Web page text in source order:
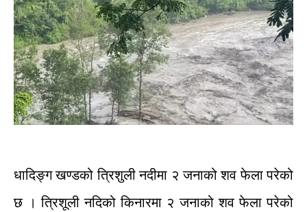
धादिङ्ग खण्डको त्रिशुली नदीमा २ जनाको शव फेला परेको
छ । त्रिशूली नदिको किनारमा २ जनाको शव फेला परेको